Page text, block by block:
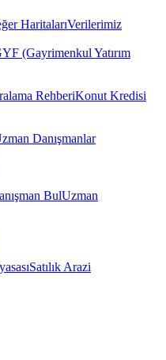
HaritalarıVerilerimiz
(Gayrimenkul Yatırım
RehberiKonut Kredisi
Danışmanlar
BulUzman
Satılık Arazi